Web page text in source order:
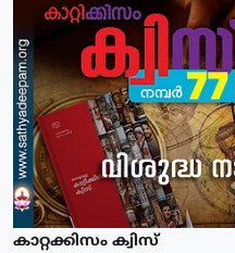
കാറ്റക്കിസം ക്വിസ്